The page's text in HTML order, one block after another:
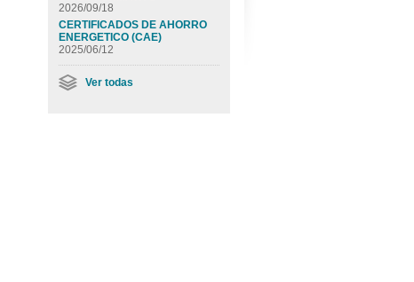
2026/09/18
CERTIFICADOS DE AHORRO
ENERGETICO (CAE)
2025/06/12
Ver todas